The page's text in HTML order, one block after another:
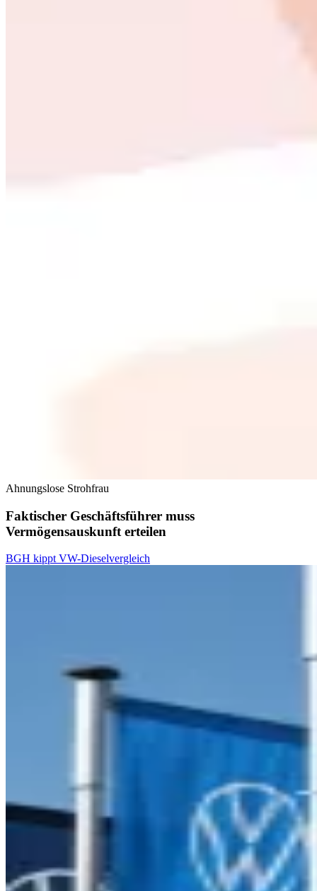
Ahnungslose Strohfrau
Faktischer Geschäftsführer muss
Vermögensauskunft erteilen
BGH kippt VW-Dieselvergleich